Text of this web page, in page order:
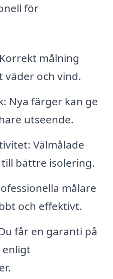
för
målning
och vind.
Nya färger kan ge
utseende.
Välmålade
bättre isolering.
målare
och effektivt.
får en garanti på